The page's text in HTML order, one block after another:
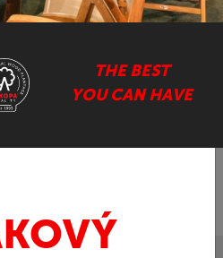
THE BEST
YOU CAN HAVE
ZE SUARU
NÁBYTEK